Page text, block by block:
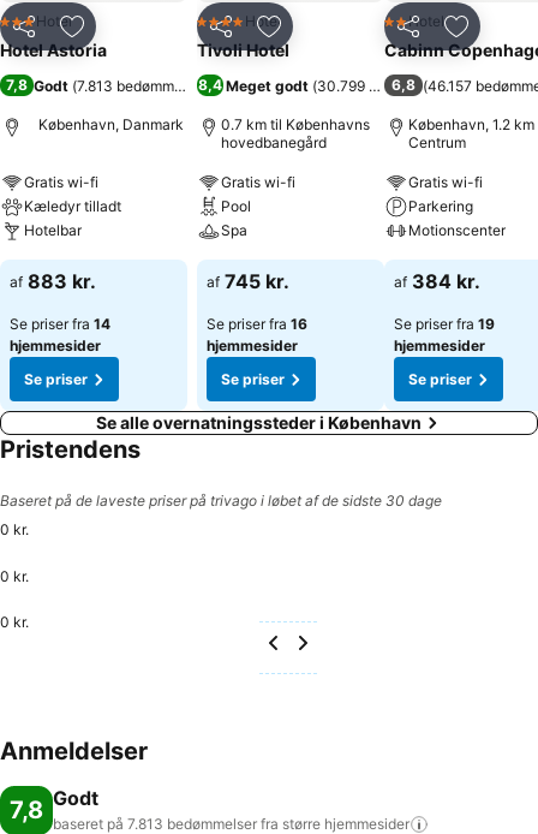
Del Føj til favoritter
3 Stjerner
Hotel
Hotel Astoria
7,8 Godt (7.813 bedømmelser)
København, Danmark
Gratis wi-fi
Kæledyr tilladt
Hotelbar
af 883 kr.
Se priser fra 14
hjemmesider
Se priser
Del Føj til favoritter
4 StjernerHotel
Tivoli Hotel
8,4 Meget godt (30.799 bedømmelser)
0.7 km til Københavns
hovedbanegård
Gratis wi-fi
Pool
Spa
af 745 kr.
Se priser fra 16
hjemmesider
Se priser
Del Føj til
2 Stjerner
Hotel
Cabinn
6,8 (46.157
København, 1.2
Centrum
Gratis wi-fi
Parkering
Motionscenter
af 384 kr.
Se priser fra 19
hjemmesider
Se priser
Se alle overnatningssteder i København
Pristendens
Baseret på de laveste priser på trivago i løbet af de sidste 30 dage
0 kr.
0 kr.
0 kr.
Anmeldelser
7,8 Godt
baseret på 7.813 bedømmelser fra større hjemmesider